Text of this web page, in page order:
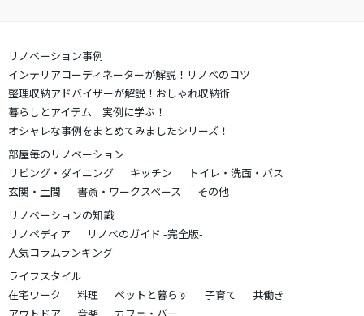
リノベーション事例
インテリアコーディネーターが解説！リノベのコツ
整理収納アドバイザーが解説！おしゃれ収納術
暮らしとアイテム｜実例に学ぶ！
オシャレな事例をまとめてみましたシリーズ！
部屋毎のリノベーション
リビング・ダイニング
キッチン
トイレ・洗面・バス
玄関・土間
書斎・ワークスペース
その他
リノベーションの知識
リノペディア
リノベのガイド -完全版-
人気コラムランキング
ライフスタイル
在宅ワーク
料理 ペットと暮らす 子育て
共働き